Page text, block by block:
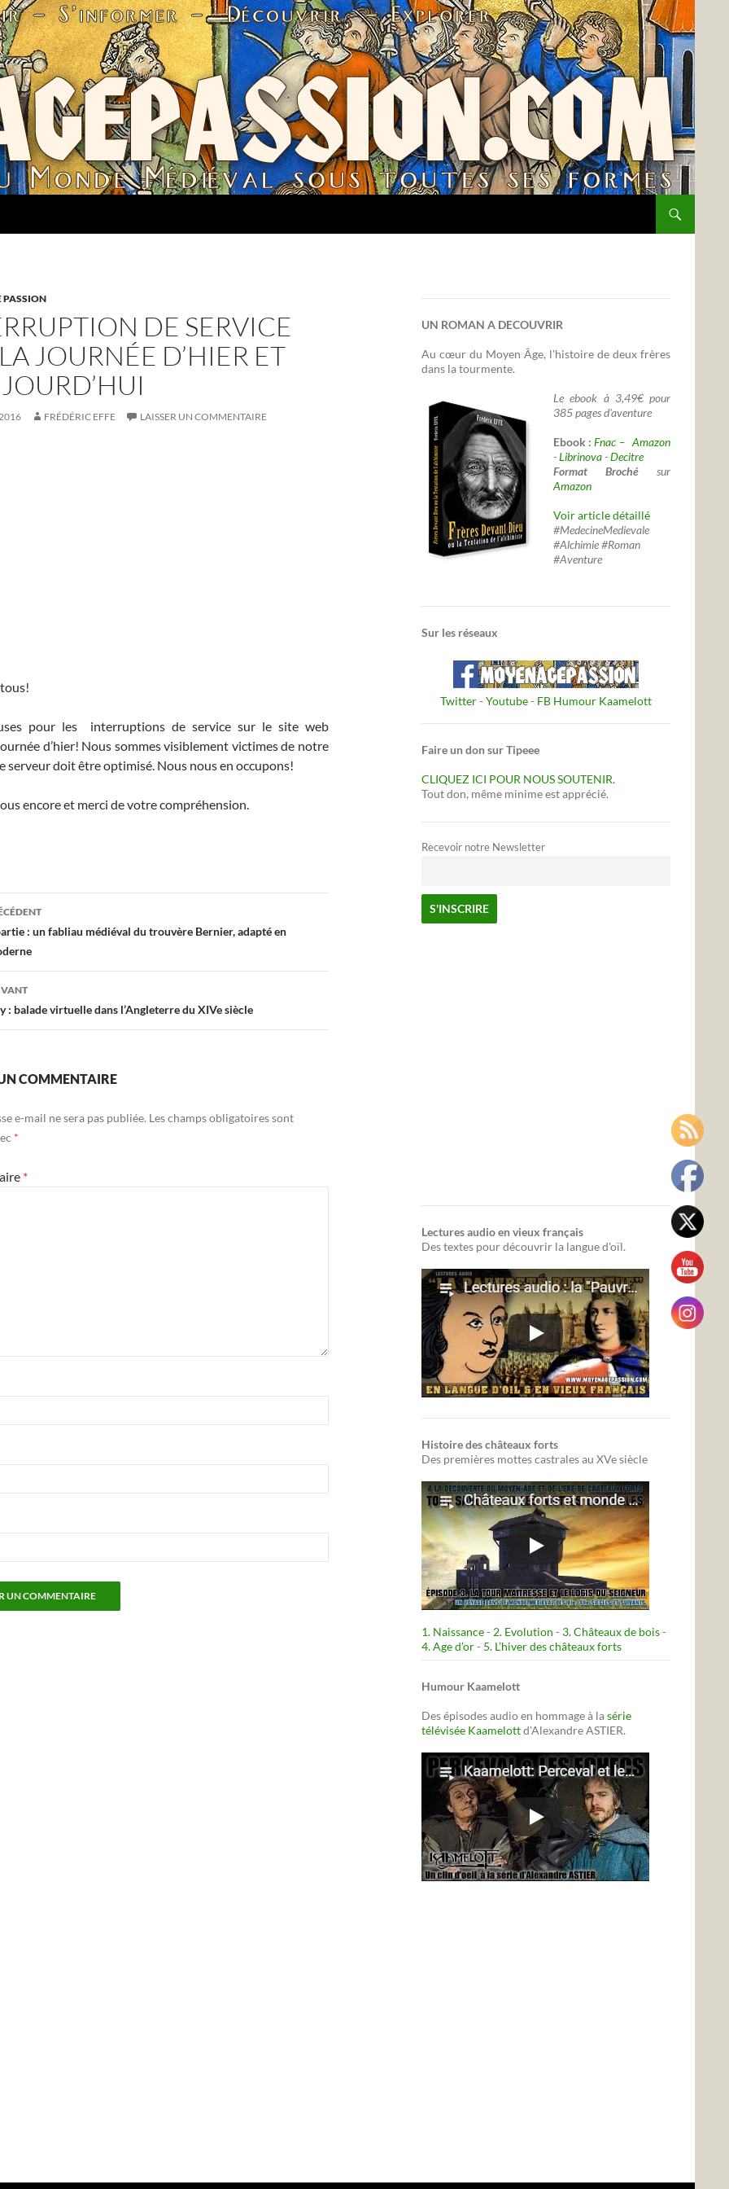
PASSION
DE SERVICE
JOURNÉE D’HIER ET
FRÉDÉRIC EFFE LAISSER UN COMMENTAIRE
pour les interruptions de service sur le site web
d’hier! Nous sommes visiblement victimes de notre
serveur doit être optimisé. Nous nous en occupons!
encore et merci de votre compréhension.
: un fabliau médiéval du trouvère Bernier, adapté en
: balade virtuelle dans l’Angleterre du XIVe siècle
COMMENTAIRE
e-mail ne sera pas publiée. Les champs obligatoires sont
*
*
UN ROMAN A DECOUVRIR
Au cœur du Moyen Âge, l'histoire de deux frères
dans la tourmente.
Le ebook à 3,49€ pour
385 pages d'aventure
Ebook :Fnac – Amazon
-Librinova-Decitre
Format Broché sur
Amazon
Voir article détaillé
#MedecineMedievale
#Alchimie #Roman
#Aventure
Sur les réseaux
Twitter- Youtube- FB Humour Kaamelott
Faire un don sur Tipeee
CLIQUEZ ICI POUR NOUS SOUTENIR.
Tout don, même minime est apprécié.
Recevoir notre Newsletter
Lectures audio en vieux français
Des textes pour découvrir la langue d'oïl.
Histoire des châteaux forts
Des premières mottes castrales au XVe siècle
1. Naissance- 2. Evolution - 3. Châteaux de bois-
4. Age d’or- 5. L’hiver des châteaux forts
Humour Kaamelott
Des épisodes audio en hommage à lasérie
télévisée Kaamelottd'Alexandre ASTIER.